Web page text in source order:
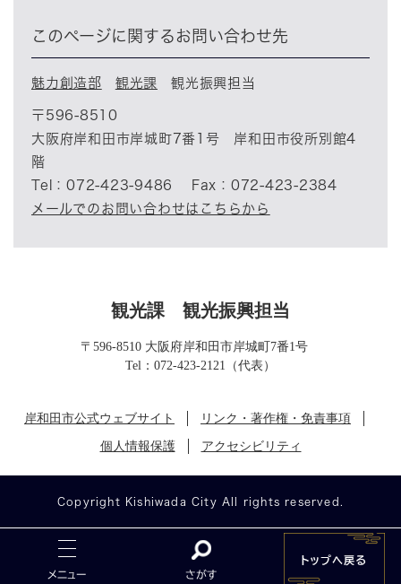
このページに関するお問い合わせ先
魅力創造部 観光課 観光振興担当
〒596-8510
大阪府岸和田市岸城町7番1号 岸和田市役所別館4
階
Tel：072-423-9486
Fax：072-423-2384
メールでのお問い合わせはこちらから
観光課 観光振興担当
〒596-8510 大阪府岸和田市岸城町7番1号
Tel：072-423-2121（代表）
岸和田市公式ウェブサイト リンク・著作権・免責事項
個人情報保護 アクセシビリティ
Copyright Kishiwada City All rights reserved.